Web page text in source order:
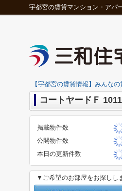
宇都宮の賃貸マンション・アパ
【宇都宮の賃貸情報】みんな
コートヤードＦ
掲載物件数
公開物件数
本日の更新件数
▼ご希望のお部屋をお探しし